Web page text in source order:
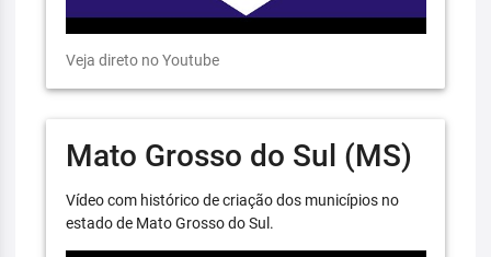
Veja direto no Youtube
Mato Grosso do Sul (MS)
Vídeo com histórico de criação dos municípios no
estado de Mato Grosso do Sul.